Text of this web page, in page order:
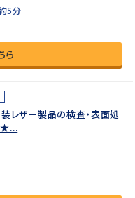
5分
ら
レザー製品の検査・表面処
★...